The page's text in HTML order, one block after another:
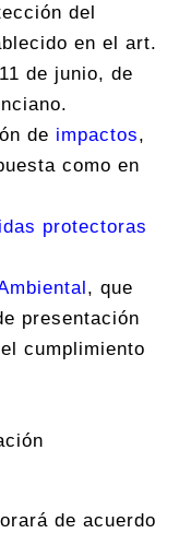
del
en el art.
de junio, de
de impactos,
como en
protectoras
, que
presentación
cumplimiento
de acuerdo